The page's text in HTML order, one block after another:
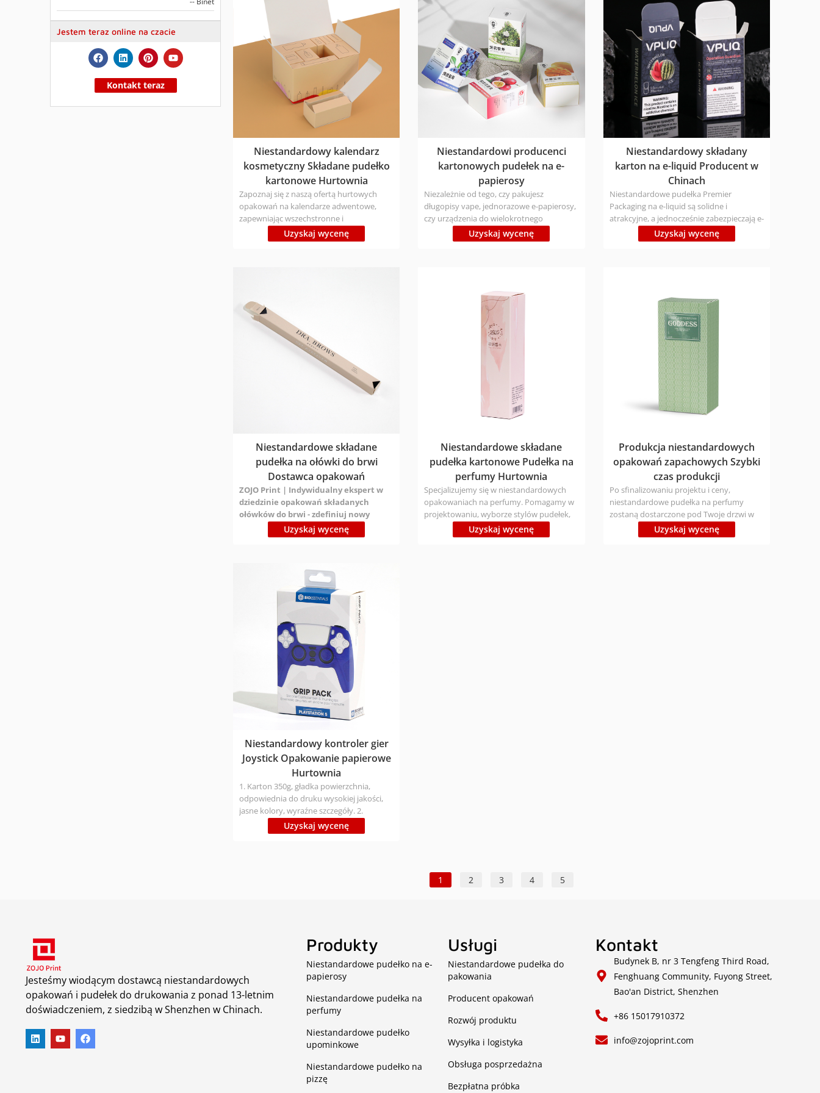
Jestem teraz online na czacie
Kontakt teraz
materiał kartonowy, gładka i delikatna
powierzchnia, przyjazny dla środowiska
gładka i delikatna powierzchnia, przyjazny
dla środowiska nadruk
konsumentami. Firma ZOJO Print jest
głęboko zaangażowana w branżę
opakowań od 16 lat, koncentrując się na
dostarczaniu rozwiązań w zakresie
papierowych pudełek na perfumy i
produkty kosmetyczne, które łączą w
sobie funkcjonalność, walory estetyczne i
konkurencyjność handlową.
Niestandardowy kalendarz
kosmetyczny Składane pudełko
kartonowe Hurtownia
Zapoznaj się z naszą ofertą hurtowych
opakowań na kalendarze adwentowe,
zapewniając wszechstronne i
konfigurowalne rozwiązania na świąteczny
i niezapomniany okres świąteczny.
produkcji: Próbka 1-3 dni; luzem 7-9 dni
Czas wysyłki: Express 3-7 dni; Air 12-16 dni;
Boat 25-30 dni (różne kraje mają różne
czasy) Cena: skontaktuj się z nami, aby
wysłać zapytanie!
Uzyskaj wycenę
Niestandardowi producenci
kartonowych pudełek na e-
papierosy
Niezależnie od tego, czy pakujesz
długopisy vape, jednorazowe e-papierosy,
czy urządzenia do wielokrotnego
napełniania, nasze pudełka zapewniają
bezpieczne przechowywanie i trwałe
produkcji: Próbka 1-3 dni; luzem 7-9 dni
Czas wysyłki: Express 3-7 dni; Air 12-16 dni;
Boat 25-30 dni (różne kraje mają różne
czasy) Cena: skontaktuj się z nami, aby
Uzyskaj wycenę
Niestandardowy składany
karton na e-liquid Producent w
Chinach
Niestandardowe pudełka Premier
Packaging na e-liquid są solidne i
atrakcyjne, a jednocześnie zabezpieczają e-
liquid przed uszkodzeniem. Jesteśmy firmą
produkującą opakowania z najwyższej
Boat 25-30 dni (różne kraje mają różne
czasy) Cena: skontaktuj się z nami, aby
wysłać zapytanie!
Uzyskaj wycenę
Niestandardowe składane
pudełka na ołówki do brwi
Dostawca opakowań
ZOJO Print | Indywidualny ekspert w
dziedzinie opakowań składanych
ołówków do brwi - zdefiniuj nowy
poziom piękna dzięki innowacyjnemu
projektowiW dzisiejszej, coraz bardziej
pojemnikiem na produkt, ale także
głównym nośnikiem wizerunku marki i
doświadczenia konsumenta. Firma ZOJO
Print jest głęboko zaangażowana w branżę
opakowań od 16 lat, koncentrując się na
dostarczaniu rozwiązań składanych
pudełek, które łączą funkcjonalność,
walory estetyczne i konkurencyjność
handlową dla produktów kosmetycznych,
takich jak ołówki do brwi i rzęsy.
Uzyskaj wycenę
Niestandardowe składane
pudełka kartonowe Pudełka na
perfumy Hurtownia
Specjalizujemy się w niestandardowych
opakowaniach na perfumy. Pomagamy w
projektowaniu, wyborze stylów pudełek,
wyborze materiałów, produkcji i tworzeniu
próbek. Personalizacja: Może
Uzyskaj wycenę
Produkcja niestandardowych
opakowań zapachowych Szybki
czas produkcji
Po sfinalizowaniu projektu i ceny,
niestandardowe pudełka na perfumy
zostaną dostarczone pod Twoje drzwi w
ciągu 10 do 14 dni roboczych.
Personalizacja: Może niestandardowy
Uzyskaj wycenę
Niestandardowy kontroler gier
Joystick Opakowanie papierowe
Hurtownia
1. Karton 350g, gładka powierzchnia,
odpowiednia do druku wysokiej jakości,
jasne kolory, wyraźne szczegóły. 2.
Nieograniczone dostosowanie typu
pudełka, materiału, koloru, rozmiaru,
Uzyskaj wycenę
1 2 3 4 5
Jesteśmy wiodącym dostawcą niestandardowych
opakowań i pudełek do drukowania z ponad 13-letnim
doświadczeniem, z siedzibą w Shenzhen w Chinach.
Produkty
Niestandardowe pudełko na e-
papierosy
Niestandardowe pudełka na
perfumy
Niestandardowe pudełko
upominkowe
Niestandardowe pudełko na
pizzę
Usługi
Niestandardowe pudełka do
pakowania
Producent opakowań
Rozwój produktu
Wysyłka i logistyka
Obsługa posprzedażna
Bezpłatna próbka
Kontakt
Budynek B, nr 3 Tengfeng Third Road,
Fenghuang Community, Fuyong Street,
Bao'an District, Shenzhen
+86 15017910372
info@zojoprint.com